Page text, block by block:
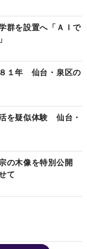
群を設置へ「ＡＩで
１年 仙台・泉区の
を疑似体験 仙台・
の木像を特別公開
て